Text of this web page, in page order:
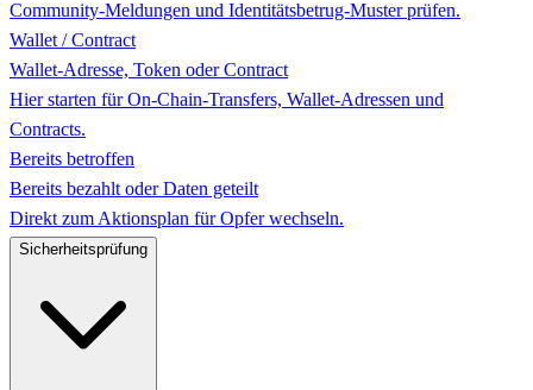
Community-Meldungen und Identitätsbetrug-Muster prüfen.
Wallet / Contract
Wallet-Adresse, Token oder Contract
Hier starten für On-Chain-Transfers, Wallet-Adressen und
Contracts.
Bereits betroffen
Bereits bezahlt oder Daten geteilt
Direkt zum Aktionsplan für Opfer wechseln.
Sicherheitsprüfung